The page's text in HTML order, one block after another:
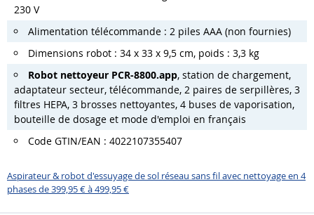
230 V
Alimentation télécommande : 2 piles AAA (non fournies)
Dimensions robot : 34 x 33 x 9,5 cm, poids : 3,3 kg
Robot nettoyeur PCR-8800.app, station de chargement,
adaptateur secteur, télécommande, 2 paires de serpillères, 3
filtres HEPA, 3 brosses nettoyantes, 4 buses de vaporisation,
bouteille de dosage et mode d'emploi en français
Code GTIN/EAN : 4022107355407
Aspirateur & robot d'essuyage de sol réseau sans fil avec nettoyage en 4
phases de 399,95 € à 499,95 €